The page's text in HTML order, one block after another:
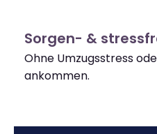
Sorgen- &
Ohne Umzugsstress
ankommen.